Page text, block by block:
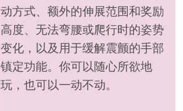
动方式、额外的伸展范围和奖励
高度、无法弯腰或爬行时的姿势
变化，以及用于缓解震颤的手部
镇定功能。你可以随心所欲地
玩，也可以一动不动。